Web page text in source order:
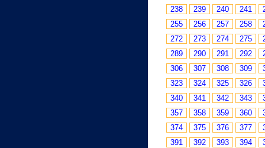
238
239 240 241
255
256 257 258
272
273 274 275
289
290 291 292
306
307 308 309
323
324 325 326
340
341 342 343
357
358 359 360
374
375 376 377
391
392 393 394